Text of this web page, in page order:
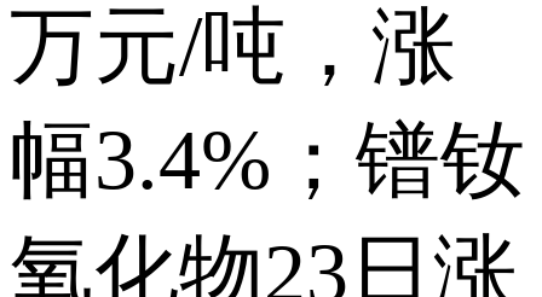
万元/吨，涨
幅3.4%；镨钕
氧化物23日涨